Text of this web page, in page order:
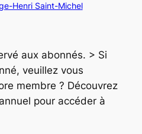
Henri Saint-Michel
aux abonnés. > Si
veuillez vous
membre ? Découvrez
pour accéder à